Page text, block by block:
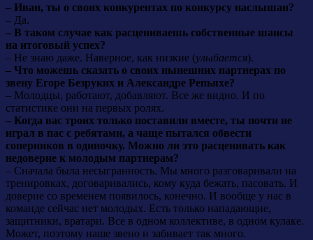
– Иван, ты о своих конкурентах по конкурсу наслышан?
– Да.
– В таком случае как расцениваешь собственные шансы
на итоговый успех?
– Не знаю даже. Наверное, как низкие (улыбается).
– Что можешь сказать о своих нынешних партнерах по
звену Егоре Безруких и Александре Репьяхе?
– Молодцы, работают, добавляют. Все же видно. И по
статистике они на первых ролях.
– Когда вас троих только поставили вместе, ты почти не
играл в пас с ребятами, а чаще пытался обвести
соперников в одиночку. Можно ли это расценивать как
недоверие к молодым партнерам?
– Сначала была несыгранность. Мы много разговаривали на
тренировках, договаривались, кому куда бежать, пасовать. И
доверие со временем появилось, конечно. И вообще у нас в
команде сейчас нет молодых. Есть только нападающие,
защитники, вратари. Все в одном коллективе, в одном кулаке.
Может, поэтому наше звено и забивает так много.